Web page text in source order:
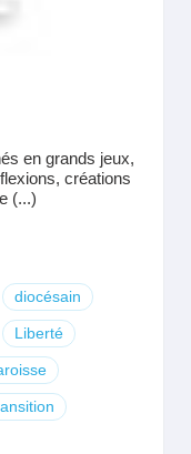
en grands jeux,
créations
(...)
diocésain
Liberté